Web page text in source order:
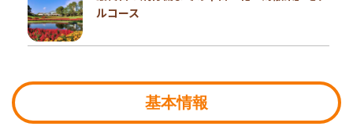
ルコース
基本情報